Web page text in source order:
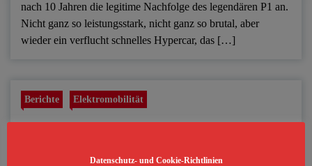
nach 10 Jahren die legitime Nachfolge des legendären P1 an.
Nicht ganz so leistungsstark, nicht ganz so brutal, aber
wieder ein verflucht schnelles Hypercar, das […]
Berichte Elektromobilität
Datenschutz- und Cookie-Richtlinien